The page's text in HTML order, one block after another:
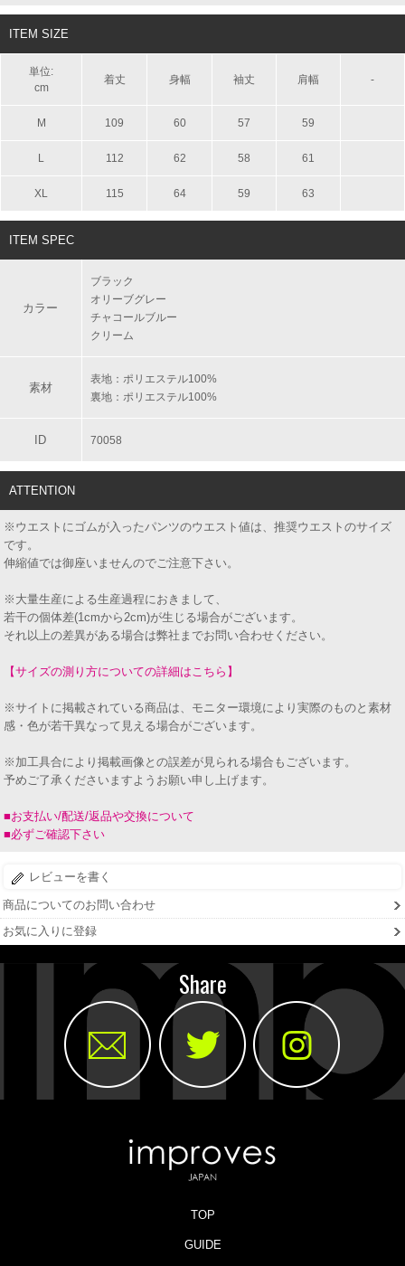
ITEM SIZE
単位:
cm
着丈 身幅 袖丈 肩幅 -
M 109 60 57 59
L 112 62 58 61
XL 115 64 59 63
ITEM SPEC
カラー
ブラック
オリーブグレー
チャコールブルー
クリーム
素材
表地：ポリエステル100%
裏地：ポリエステル100%
ID 70058
ATTENTION
※ウエストにゴムが入ったパンツのウエスト値は、推奨ウエストのサイズ
です。
伸縮値では御座いませんのでご注意下さい。
※大量生産による生産過程におきまして、
若干の個体差(1cmから2cm)が生じる場合がございます。
それ以上の差異がある場合は弊社までお問い合わせください。
【サイズの測り方についての詳細はこちら】
※サイトに掲載されている商品は、モニター環境により実際のものと素材
感・色が若干異なって見える場合がございます。
※加工具合により掲載画像との誤差が見られる場合もございます。
予めご了承くださいますようお願い申し上げます。
■お支払い/配送/返品や交換について
■必ずご確認下さい
レビューを書く
商品についてのお問い合わせ
お気に入りに登録
Share
TOP
GUIDE